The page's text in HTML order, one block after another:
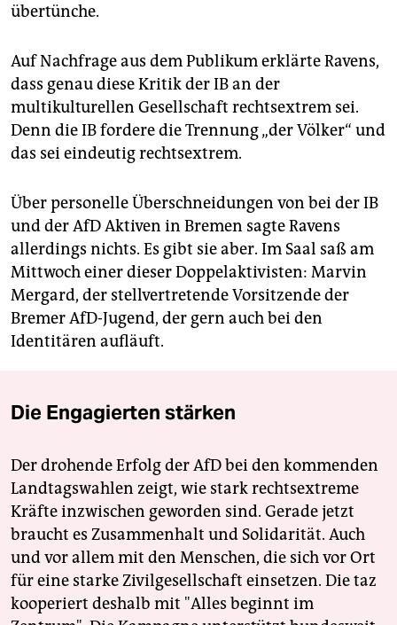
übertünche.
Auf Nachfrage aus dem Publikum erklärte Ravens,
dass genau diese Kritik der IB an der
multikulturellen Gesellschaft rechtsextrem sei.
Denn die IB fordere die Trennung „der Völker“ und
das sei eindeutig rechtsextrem.
Über personelle Überschneidungen von bei der IB
und der AfD Aktiven in Bremen sagte Ravens
allerdings nichts. Es gibt sie aber. Im Saal saß am
Mittwoch einer dieser Doppelaktivisten: Marvin
Mergard, der stellvertretende Vorsitzende der
Bremer AfD-Jugend, der gern auch bei den
Identitären aufläuft.
Die Engagierten stärken
Der drohende Erfolg der AfD bei den kommenden
Landtagswahlen zeigt, wie stark rechtsextreme
Kräfte inzwischen geworden sind. Gerade jetzt
braucht es Zusammenhalt und Solidarität. Auch
und vor allem mit den Menschen, die sich vor Ort
für eine starke Zivilgesellschaft einsetzen. Die taz
kooperiert deshalb mit "Alles beginnt im